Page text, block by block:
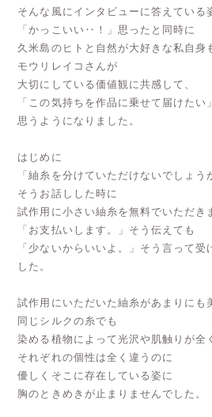
そんな風にインタビューに答えている
「かっこいい‥！」思ったと同時に
久米島のヒトと自然が大好きな私自身
モウリレイコさんが
大切にしている価値観に共感して、
「この気持ちを作品に乗せて届けたい
思うようになりました。
はじめに
「紬糸を分けていただけないでしょう
そうお話しした時に
試作用に小さい紬糸を無料でいただき
「お支払いします。」そう伝えても
「少ないからいいよ。」そう言って
した。
試作用にいただいた紬糸があまりにも
同じシルクの糸でも
染める植物によって光沢や肌触りが全
それぞれの個性は全く違うのに
優しくそこに存在している姿に
胸のときめきが止まりませんでした。